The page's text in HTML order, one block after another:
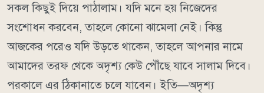
সকল কিছুই দিয়ে পাঠালাম। যদি মনে হয় নিজেদের
সংশোধন করবেন, তাহলে কোনো ঝামেলা নেই। কিন্তু
আজকের পরেও যদি উড়তে থাকেন, তাহলে আপনার নামে
আমাদের তরফ থেকে অদৃশ্য কেউ পৌঁছে যাবে সালাম দিবে।
পরকালে এর ঠিকানাতে চলে যাবেন। ইতি—অদৃশ্য